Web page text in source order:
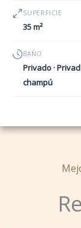
SUPERFICIE
35 m²
BAÑO
Privado ·
champú